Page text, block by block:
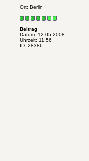
Ort: Berlin
Beitrag
Datum: 12.05.2008
Uhrzeit: 11:56
ID: 28386